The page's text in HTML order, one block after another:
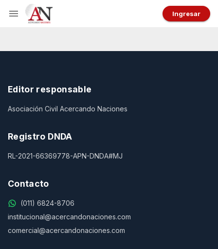
Ingresar
Editor responsable
Asociación Civil Acercando Naciones
Registro DNDA
RL-2021-66369778-APN-DNDA#MJ
Contacto
(011) 6824-8706
institucional@acercandonaciones.com
comercial@acercandonaciones.com